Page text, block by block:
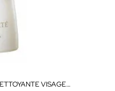
AQ MELIORITY MOUSSE NETTOYANTE VISAGE RADIANCE REPAIR 200 ML